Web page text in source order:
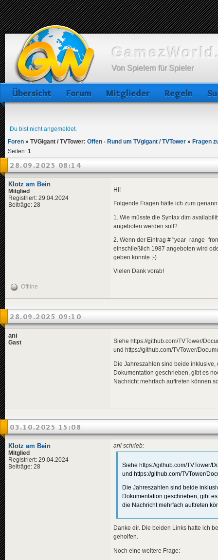
Von Spielern für Spieler
Übersicht Forum Mitglieder Regeln
Du bist nicht angemeldet.
Foren » TVGigant / TVTower: Offen - Rund um TVgigant / TVTower » Fragen
Seiten: 1
28.09.2025 08:14
Klotz am Bein
Mitglied
Registriert: 29.04.2024
Beiträge: 28
Hi!
Folgende Fragen hätte ich zum
1. Wie müsste die Syntax dim
angeboten werden soll?
2. Wenn der Eintrag #
einschließlich 1987 angeboten wird
geben könnte ;-)
Vielen Dank vorab!
Offline
28.09.2025 09:10
ani
Gast
Siehe https://github.com/TVTower/
und https://github.com/TVTower/
Die Jahreszahlen sind beide
Dokumentation geschrieben, gibt es
Nachricht mehrfach auftreten können
03.10.2025 15:08
Klotz am Bein
Mitglied
Registriert: 29.04.2024
Beiträge: 28
ani schrieb:
Siehe https://github.com/TVTower/
und https://github.com/TVTower/
Die Jahreszahlen sind beide
Dokumentation geschrieben, gibt
die Nachricht mehrfach auftreten
Danke dir. Die beiden Links hatte ich
geholfen.
Noch eine weitere Frage: